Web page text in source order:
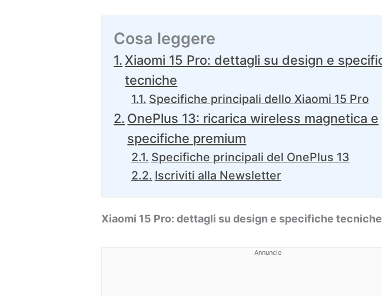
Cosa leggere
Xiaomi 15 Pro: dettagli su design e
tecniche
Specifiche principali dello Xiaomi 15 Pro
OnePlus 13: ricarica wireless magnetica e
specifiche premium
Specifiche principali del OnePlus 13
Iscriviti alla Newsletter
Xiaomi 15 Pro: dettagli su design e specifiche tecniche
Annuncio